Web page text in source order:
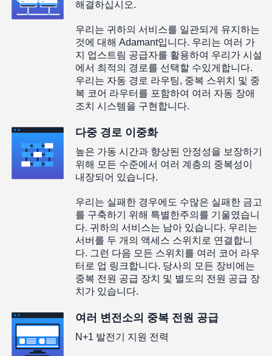
해결하십시오.
우리는 귀하의 서비스를 일관되게 유지하는
것에 대해 Adamant입니다. 우리는 여러 가
지 업스트림 공급자를 활용하여 우리가 시설
에서 최적의 경로를 선택할 수있게합니다.
우리는 자동 경로 라우팅, 중복 스위치 및 중
복 코어 라우터를 포함하여 여러 자동 장애
조치 시스템을 구현합니다.
다중 경로 이중화
높은 가동 시간과 향상된 안정성을 보장하기
위해 모든 수준에서 여러 계층의 중복성이
내장되어 있습니다.
우리는 실패한 경우에도 수많은 실패한 금고
를 구축하기 위해 특별한주의를 기울였습니
다. 귀하의 서비스는 남아 있습니다. 우리는
서버를 두 개의 액세스 스위치로 연결합니
다. 그런 다음 모든 스위치를 여러 코어 라우
터로 업 링크합니다. 당사의 모든 장비에는
중복 전원 공급 장치 및 별도의 전원 공급 장
치가 있습니다.
여러 변전소의 중복 전원 공급
N+1 발전기 지원 전력